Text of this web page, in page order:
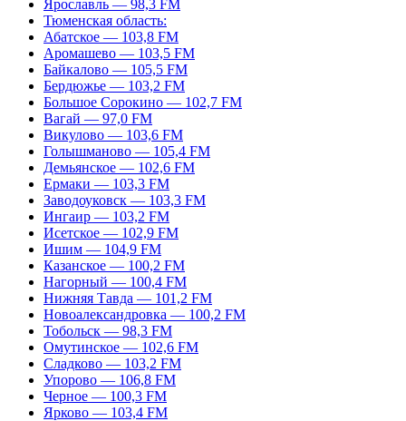
Ярославль — 98,3 FM
Тюменская область:
Абатское — 103,8 FM
Аромашево — 103,5 FM
Байкалово — 105,5 FM
Бердюжье — 103,2 FM
Большое Сорокино — 102,7 FM
Вагай — 97,0 FM
Викулово — 103,6 FM
Голышманово — 105,4 FM
Демьянское — 102,6 FM
Ермаки — 103,3 FM
Заводоуковск — 103,3 FM
Ингаир — 103,2 FM
Исетское — 102,9 FM
Ишим — 104,9 FM
Казанское — 100,2 FM
Нагорный — 100,4 FM
Нижняя Тавда — 101,2 FM
Новоалександровка — 100,2 FM
Тобольск — 98,3 FM
Омутинское — 102,6 FM
Сладково — 103,2 FM
Упорово — 106,8 FM
Черное — 100,3 FM
Ярково — 103,4 FM